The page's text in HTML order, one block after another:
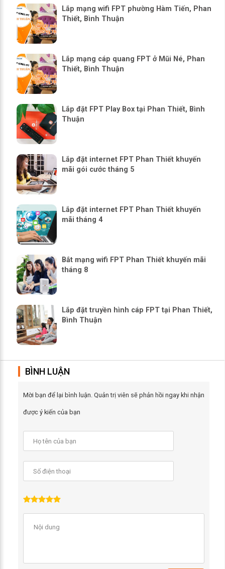
Lắp mạng wifi FPT phường Hàm Tiến, Phan
Thiết, Bình Thuận
Lắp mạng cáp quang FPT ở Mũi Né, Phan
Thiết, Bình Thuận
Lắp đặt FPT Play Box tại Phan Thiết, Bình
Thuận
Lắp đặt internet FPT Phan Thiết khuyến
mãi gói cước tháng 5
Lắp đặt internet FPT Phan Thiết khuyến
mãi tháng 4
Bắt mạng wifi FPT Phan Thiết khuyến mãi
tháng 8
Lắp đặt truyền hình cáp FPT tại Phan Thiết,
Bình Thuận
BÌNH LUẬN
Mời bạn để lại bình luận. Quản trị viên sẽ phản hồi ngay khi nhận
được ý kiến của bạn